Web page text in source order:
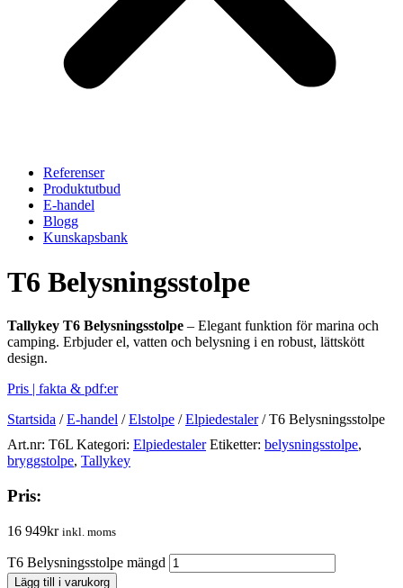
Referenser
Produktutbud
E-handel
Blogg
Kunskapsbank
T6 Belysningsstolpe
Tallykey T6 Belysningsstolpe – Elegant funktion för marina och
camping. Erbjuder el, vatten och belysning i en robust, lättskött
design.
Pris | fakta & pdf:er
Startsida /E-handel /Elstolpe /Elpiedestaler/T6 Belysningsstolpe
Art.nr: T6L Kategori: Elpiedestaler Etiketter: belysningsstolpe,
bryggstolpe, Tallykey
Pris:
16 949kr inkl. moms
T6 Belysningsstolpe mängd
Lägg till i varukorg